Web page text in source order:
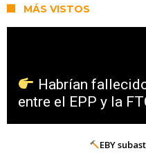
MÁS VISTOS
Habrían
entre el EPP y la
EBY